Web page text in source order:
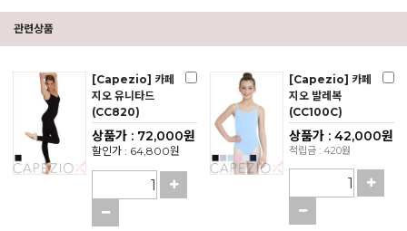
관련상품
[Capezio] 카페
지오 유니타드
(CC820)
상품가 : 72,000원
할인가 : 64,800원
[Capezio] 카페
지오 발레복
(CC100C)
상품가 : 42,000원
적립금 : 420원